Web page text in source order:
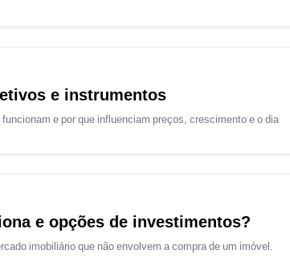
e instrumentos
e por que influenciam preços, crescimento e o dia
e opções de investimentos?
imobiliário que não envolvem a compra de um imóvel.